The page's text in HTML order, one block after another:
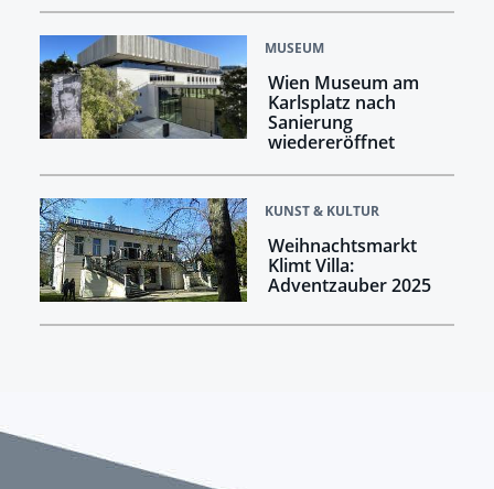
MUSEUM
Wien Museum am
Karlsplatz nach
Sanierung
wiedereröffnet
KUNST & KULTUR
Weihnachtsmarkt
Klimt Villa:
Adventzauber 2025